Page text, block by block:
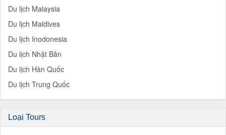
Du lịch Malaysia
Du lịch Maldives
Du lịch Inodonesia
Du lịch Nhật Bản
Du lịch Hàn Quốc
Du lịch Trung Quốc
Loại Tours